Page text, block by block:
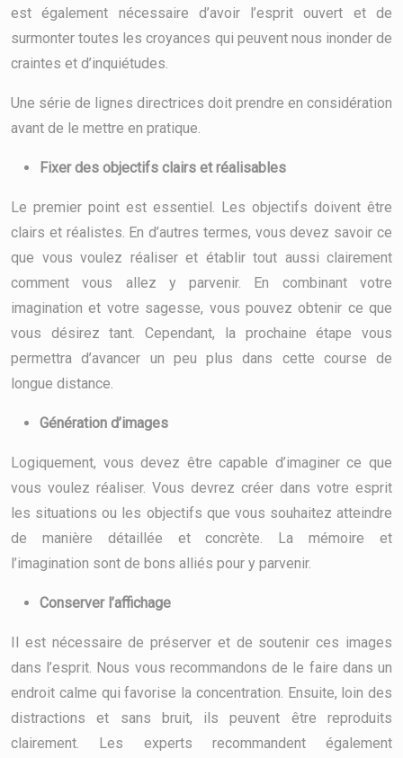
est également nécessaire d’avoir l’esprit ouvert et de
surmonter toutes les croyances qui peuvent nous inonder de
craintes et d’inquiétudes.
Une série de lignes directrices doit prendre en considération
avant de le mettre en pratique.
Fixer des objectifs clairs et réalisables
Le premier point est essentiel. Les objectifs doivent être
clairs et réalistes. En d’autres termes, vous devez savoir ce
que vous voulez réaliser et établir tout aussi clairement
comment vous allez y parvenir. En combinant votre
imagination et votre sagesse, vous pouvez obtenir ce que
vous désirez tant. Cependant, la prochaine étape vous
permettra d’avancer un peu plus dans cette course de
longue distance.
Génération d’images
Logiquement, vous devez être capable d’imaginer ce que
vous voulez réaliser. Vous devrez créer dans votre esprit
les situations ou les objectifs que vous souhaitez atteindre
de manière détaillée et concrète. La mémoire et
l’imagination sont de bons alliés pour y parvenir.
Conserver l’affichage
Il est nécessaire de préserver et de soutenir ces images
dans l’esprit. Nous vous recommandons de le faire dans un
endroit calme qui favorise la concentration. Ensuite, loin des
distractions et sans bruit, ils peuvent être reproduits
clairement. Les experts recommandent également